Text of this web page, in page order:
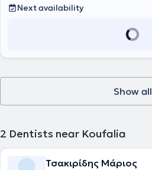
Next availability
Show all
2 Dentists near Koufalia
Τσακιρίδης Μάριος